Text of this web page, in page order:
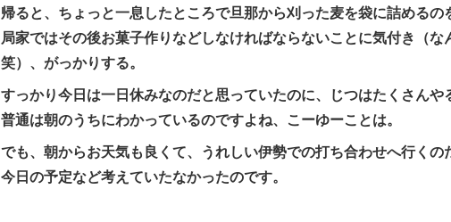
帰ると、ちょっと一息したところで旦那から刈った麦を袋に詰める
局家ではその後お菓子作りなどしなければならないことに気付き（な
笑）、がっかりする。
すっかり今日は一日休みなのだと思っていたのに、じつはたくさんや
普通は朝のうちにわかっているのですよね、こーゆーことは。
でも、朝からお天気も良くて、うれしい伊勢での打ち合わせへ行くの
今日の予定など考えていたなかったのです。